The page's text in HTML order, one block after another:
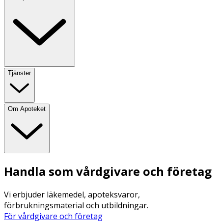
Tjänster
Om Apoteket
Handla som vårdgivare och företag
Vi erbjuder läkemedel, apoteksvaror,
förbrukningsmaterial och utbildningar.
För vårdgivare och företag